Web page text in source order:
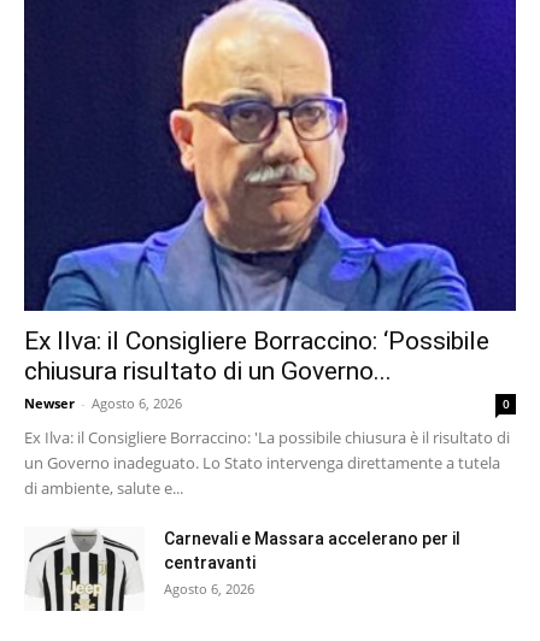
Ex Ilva: il Consigliere Borraccino: ‘Possibile
chiusura risultato di un Governo...
Newser - Agosto 6, 2026 0
Ex Ilva: il Consigliere Borraccino: 'La possibile chiusura è il risultato di
un Governo inadeguato. Lo Stato intervenga direttamente a tutela
di ambiente, salute e...
Carnevali e Massara accelerano per il
centravanti
Agosto 6, 2026